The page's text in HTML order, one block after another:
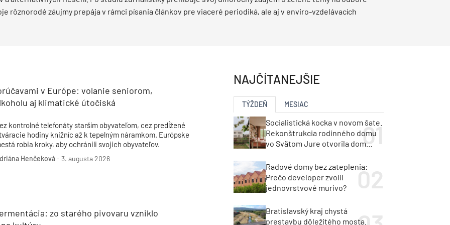
Inžinierske siete
Solárne kolektory
Klimatizácia a vetranie
rôznorodé záujmy prepája v rámci písania článkov pre viaceré periodiká, ale aj v enviro-vzdelávacích
v Európe: volanie seniorom,
aj klimatické útočiská
kontrolné telefonáty starším obyvateľom, cez predĺžené
hodiny knižníc až k tepelným náramkom. Európske
robia kroky, aby ochránili svojich obyvateľov.
Henčeková-3. augusta 2026
zo starého pivovaru vzniklo
NAJČÍTANEJŠIE
TÝŽDEŇ MESIAC
Socialistická kocka v novom šate.
Rekonštrukcia rodinného domu
vo Svätom Jure otvorila dom
Radové domy bez zateplenia:
Prečo developer zvolil
jednovrstvové murivo?
Bratislavský kraj chystá
prestavbu dôležitého mosta.